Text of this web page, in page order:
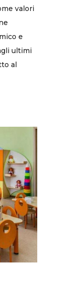
valori
e
ultimi
al